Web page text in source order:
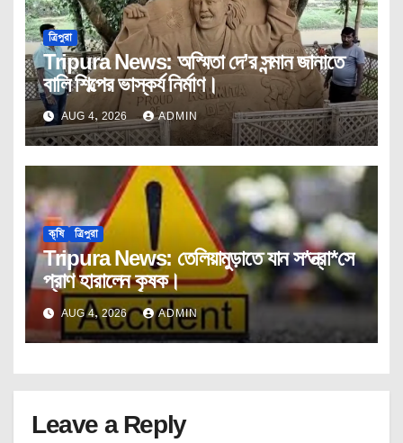
ত্রিপুরা
Tripura News: অস্মিতা দে’র সন্মান জানাতে
বালি শিল্পের ভাস্কর্য নির্মাণ।
AUG 4, 2026 ADMIN
কৃষি ত্রিপুরা
Tripura News: তেলিয়ামুড়াতে যান স*ন্ত্রা*সে
প্রাণ হারালেন কৃষক।
AUG 4, 2026 ADMIN
Leave a Reply